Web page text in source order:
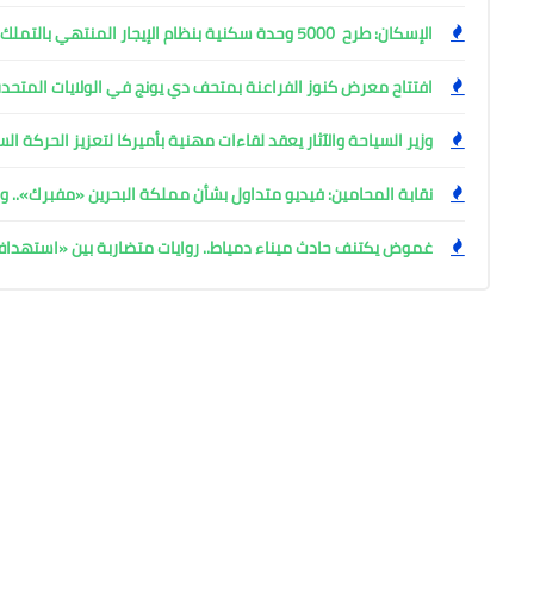
الإسكان: طرح 5000 وحدة سكنية بنظام الإيجار المنتهي بالتملك
افتتاح معرض كنوز الفراعنة بمتحف دي يونج في الولايات
وزير السياحة والآثار يعقد لقاءات مهنية بأميركا لتعزيز الحركة
نقابة المحامين: فيديو متداول بشأن مملكة البحرين «مفبرك»..
غموض يكتنف حادث ميناء دمياط.. روايات متضاربة بين